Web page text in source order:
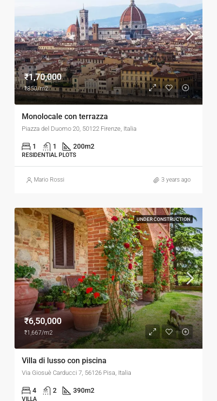
₹1,70,000
₹850/m2
Monolocale con terrazza
Piazza del Duomo 20, 50122 Firenze, Italia
1 1 200m2
RESIDENTIAL PLOTS
Mario Rossi 3 years ago
UNDER CONSTRUCTION
₹6,50,000
₹1,667/m2
Villa di lusso con piscina
Via Giosuè Carducci 7, 56126 Pisa, Italia
4 2 390m2
VILLA